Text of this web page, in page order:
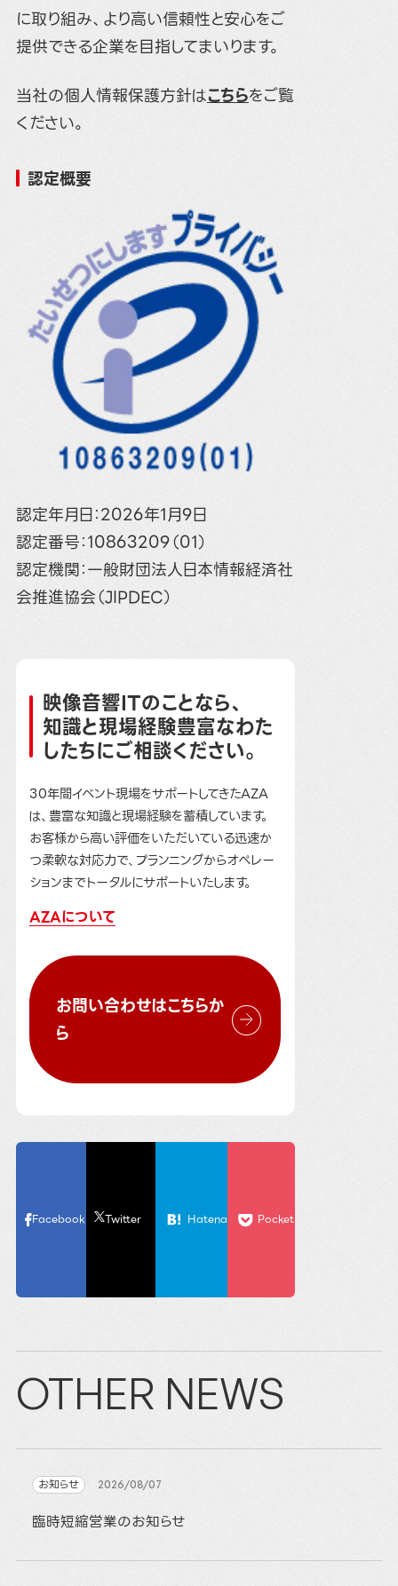
に取り組み、より高い信頼性と安心をご
提供できる企業を目指してまいります。
当社の個人情報保護方針はこちらをご覧
ください。
認定概要
認定年月日：2026年1月9日
認定番号：10863209（01）
認定機関：一般財団法人日本情報経済社
会推進協会（JIPDEC）
映像音響ITのことなら、
知識と現場経験豊富なわた
したちにご相談ください。
30年間イベント現場をサポートしてきたAZA
は、豊富な知識と現場経験を蓄積しています。
お客様から高い評価をいただいている迅速か
つ柔軟な対応力で、プランニングからオペレー
ションまでトータルにサポートいたします。
AZAについて
お問い合わせはこちらか
ら
Facebook Twitter Hatena Pocket
OTHER NEWS
お知らせ 2026/08/07
臨時短縮営業のお知らせ